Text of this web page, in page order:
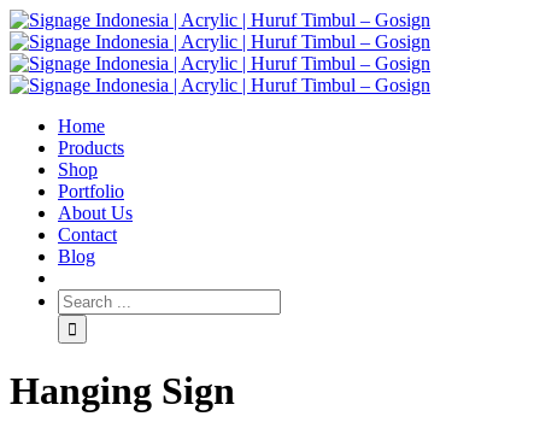
Home
Products
Shop
Portfolio
About Us
Contact
Blog
Hanging Sign